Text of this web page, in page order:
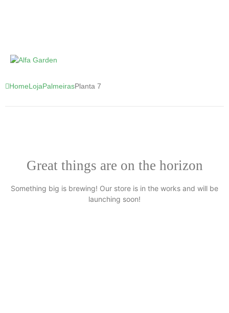
HomeLojaPalmeirasPlanta 7
Great things are on the horizon
Something big is brewing! Our store is in the works and will be
launching soon!